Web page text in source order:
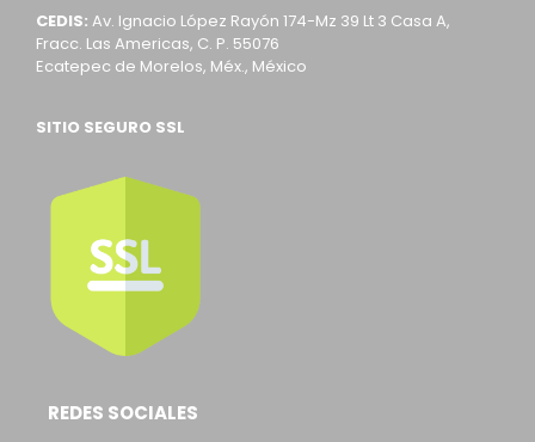
CEDIS: Av. Ignacio López Rayón 174-Mz 39 Lt 3 Casa A,
Fracc. Las Americas, C. P. 55076
Ecatepec de Morelos, Méx., México
SITIO SEGURO SSL
REDES SOCIALES